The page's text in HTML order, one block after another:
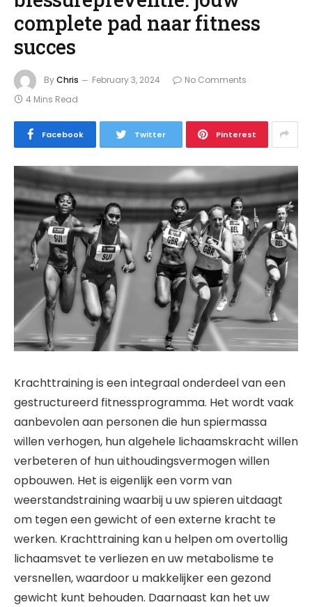
complete pad naar fitness
succes
ByChris February 3, 2024
No Comments
4 Mins Read
Facebook Twitter Pinterest
Krachttraining is een integraal onderdeel van een
gestructureerd fitnessprogramma. Het wordt vaak
aanbevolen aan personen die hun spiermassa
willen verhogen, hun algehele lichaamskracht willen
verbeteren of hun uithoudingsvermogen willen
opbouwen. Het is eigenlijk een vorm van
weerstandstraining waarbij u uw spieren uitdaagt
om tegen een gewicht of een externe kracht te
werken. Krachttraining kan u helpen om overtollig
lichaamsvet te verliezen en uw metabolisme te
versnellen, waardoor u makkelijker een gezond
gewicht kunt behouden. Daarnaast kan het uw